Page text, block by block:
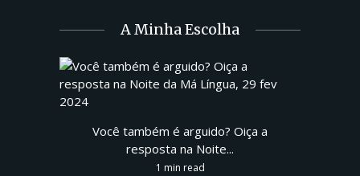
A Minha Escolha
Você também é arguido? Oiça a
resposta na Noite...
1 min read